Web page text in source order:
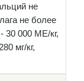
не
не более
30 000 МЕ/кг,
мг/кг,